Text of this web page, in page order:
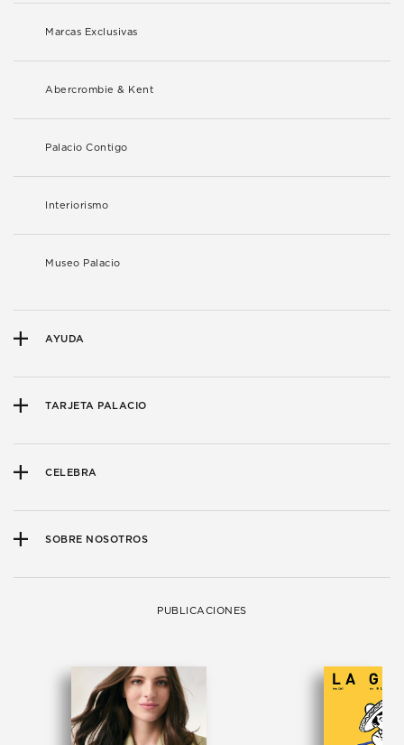
Marcas Exclusivas
Abercrombie & Kent
Palacio Contigo
Interiorismo
Museo Palacio
AYUDA
TARJETA PALACIO
CELEBRA
SOBRE NOSOTROS
PUBLICACIONES